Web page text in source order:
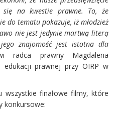
się na kwestie prawne. To, że
do tematu pokazuje, iż młodzież
nie jest jedynie martwą literą
znajomość jest istotna dla
radca prawny Magdalena
edukacji prawnej przy OIRP w
wszystkie finałowe filmy, które
konkursowe: